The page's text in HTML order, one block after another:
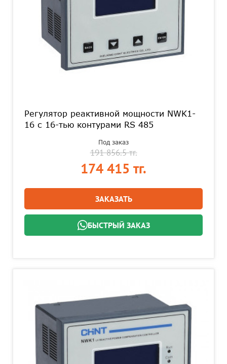
Регулятор реактивной мощности NWK1-
16 с 16-тью контурами RS 485
Под заказ
191 856.5 тг.
174 415 тг.
ЗАКАЗАТЬ
БЫСТРЫЙ ЗАКАЗ